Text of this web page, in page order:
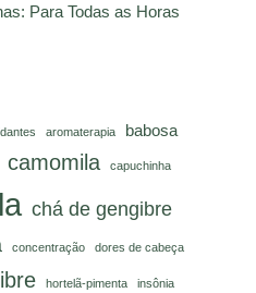
Para Todas as Horas
aromaterapia babosa
camomila capuchinha
chá de gengibre
concentração dores de cabeça
hortelã-pimenta insônia